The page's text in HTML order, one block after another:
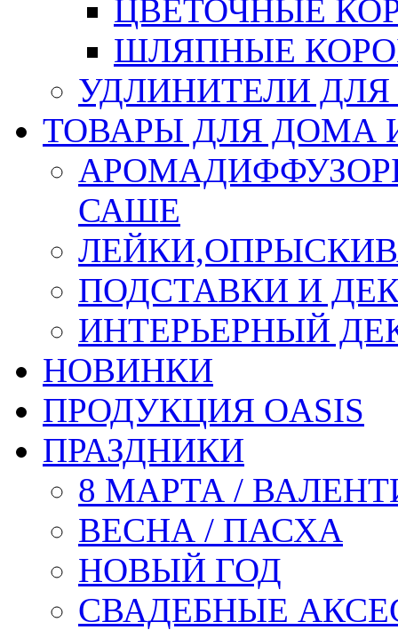
ЦВЕТОЧНЫЕ
ШЛЯПНЫЕ
УДЛИНИТЕЛИ
ТОВАРЫ ДЛЯ ДОМА
САШЕ
ПОДСТАВКИ И
ИНТЕРЬЕРНЫЙ
НОВИНКИ
ПРОДУКЦИЯ OASIS
ПРАЗДНИКИ
8 МАРТА /
ВЕСНА / ПАСХА
НОВЫЙ ГОД
СВАДЕБНЫЕ